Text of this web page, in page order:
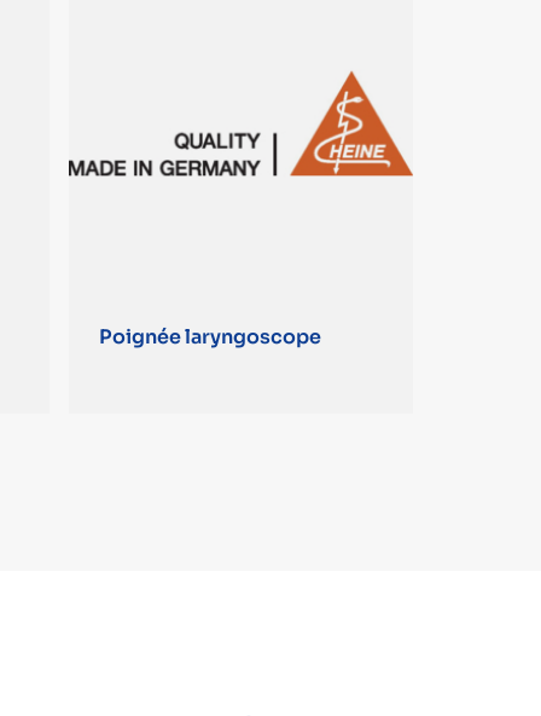
Poignée laryngoscope